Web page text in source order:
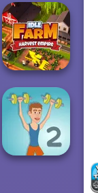
Mini Monkey Mart
Idle Farm